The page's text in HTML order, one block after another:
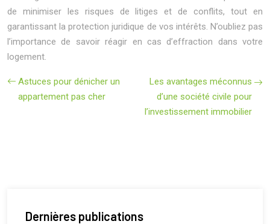
de minimiser les risques de litiges et de conflits, tout en
garantissant la protection juridique de vos intérêts. N’oubliez pas
l’importance de savoir réagir en cas d’effraction dans votre
logement.
Astuces pour dénicher un
appartement pas cher
Les avantages méconnus
d’une société civile pour
l’investissement immobilier
Dernières publications